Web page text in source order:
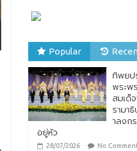
“รมว.
เปิดตั
ระดับ
อาหา
Food
สัญลักษณ์ “Thailand Best
Popular
ทิพยป
พระพ
สมเด็
รามา
าลงก
อยู่หัว
28/07/2026 No